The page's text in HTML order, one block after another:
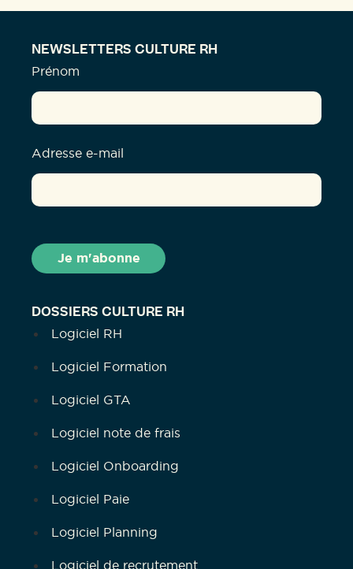
DOSSIERS CULTURE RH
Logiciel RH
Logiciel Formation
Logiciel GTA
Logiciel note de frais
Logiciel Onboarding
Logiciel Paie
Logiciel Planning
Logiciel de recrutement
NEWSLETTERS CULTURE RH
Prénom
Adresse e-mail